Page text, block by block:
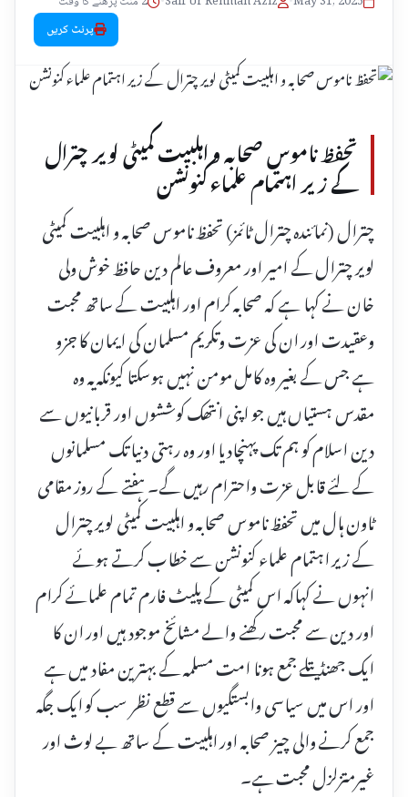
پرنٹ کریں
تحفظ ناموس صحابہ و اہلبیت کمیٹی لویر چترال
کے زیر اہتمام علماء کنونشن
چترال (نمائندہ چترال ٹائمز) تحفظ ناموس صحابہ و اہلبیت کمیٹی
لویر چترال کے امیر اور معروف عالم دین حافظ خوش ولی
خان نے کہا ہے کہ صحابہ کرام اور اہلبیت کے ساتھ محبت
وعقیدت اور ان کی عزت وتکریم مسلمان کی ایمان کا جزو
ہے جس کے بغیر وہ کامل مومن نہیں ہوسکتا کیونکہ یہ وہ
مقدس ہستیاں ہیں جو اپنی انتھک کوششوں اور قربانیوں سے
دین اسلام کو ہم تک پہنچادیا اور وہ رہتی دنیا تک مسلمانوں
کے لئے قابل عزت واحترام رہیں گے۔ ہفتے کے روز مقامی
ٹاون ہال میں تحفظ ناموس صحابہ و اہلبیت کمیٹی لویر چترال
کے زیر اہتمام علماء کنونشن سے خطاب کرتے ہوئے
انہوں نے کہاکہ اس کمیٹی کے پلیٹ فارم تمام علمائے کرام
اور دین سے محبت رکھنے والے مشائخ موجود ہیں اور ان کا
ایک جھنڈیتلے جمع ہونا امت مسلمہ کے بہترین مفاد میں ہے
اور اس میں سیاسی وابستگیوں سے قطع نظر سب کو ایک جگہ
جمع کرنے والی چیز صحابہ اور اہلبیت کے ساتھ بے لوث اور
غیرمتزلزل محبت ہے۔